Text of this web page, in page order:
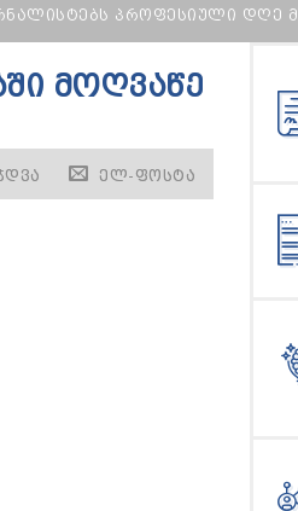
ᲞᲠᲝᲤᲔᲡᲘᲣᲚᲘ ᲓᲦᲔ
ᲛᲝᲦᲕᲐᲬᲔ
ᲔᲚ-ᲤᲝᲡᲢᲐ